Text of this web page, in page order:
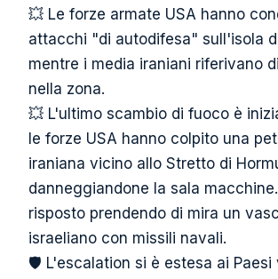
💥 Le forze armate USA hanno
attacchi "di autodifesa" sull'isola
mentre i media iraniani riferivano
nella zona.
💥 L'ultimo scambio di fuoco è
le forze USA hanno colpito una
iraniana vicino allo Stretto di
danneggiandone la sala macchine.
risposto prendendo di mira un
israeliano con missili navali.
🛡️ L'escalation si è estesa ai Paesi